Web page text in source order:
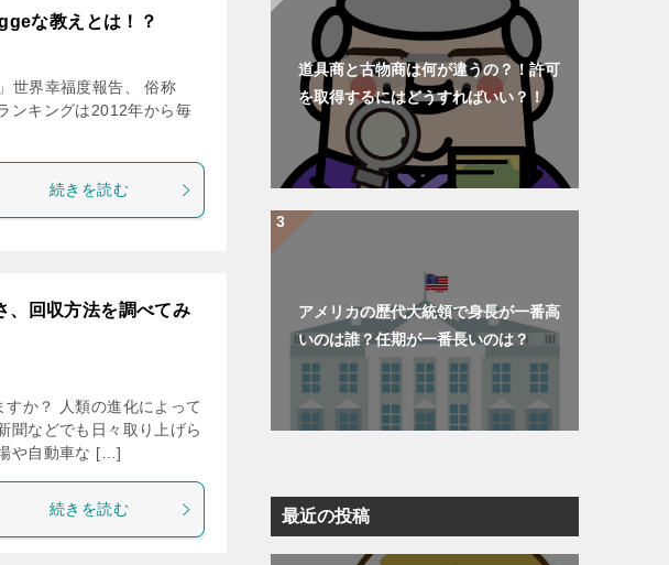
な教えとは！？
世界幸福度報告、 俗称
ンキングは2012年から毎
続きを読む
、回収方法を調べてみ
か？ 人類の進化によって
聞などでも日々取り上げら
や自動車な […]
続きを読む
道具商と古物商は何が違うの？！許可
を取得するにはどうすればいい？！
アメリカの歴代大統領で身長が一番高
いのは誰？任期が一番長いのは？
最近の投稿